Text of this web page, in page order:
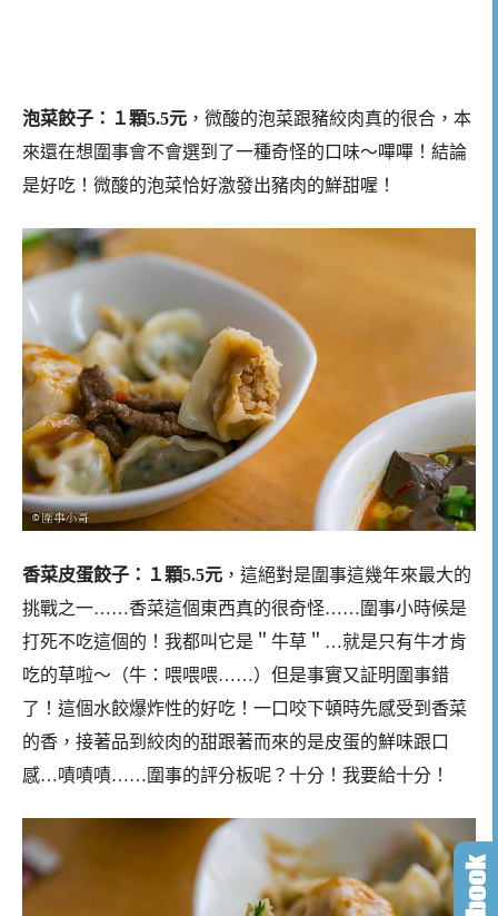
泡菜餃子：１顆5.5元 ，微酸的泡菜跟豬絞肉真的很合，本
來還在想圍事會不會選到了一種奇怪的口味～嗶嗶！結論
是好吃！微酸的泡菜恰好激發出豬肉的鮮甜喔！
香菜皮蛋餃子：１顆5.5元 ，這絕對是圍事這幾年來最大的
挑戰之一……香菜這個東西真的很奇怪……圍事小時候是
打死不吃這個的！我都叫它是＂牛草＂…就是只有牛才肯
吃的草啦～（牛：喂喂喂……）但是事實又証明圍事錯
了！這個水餃爆炸性的好吃！一口咬下頓時先感受到香菜
的香，接著品到絞肉的甜跟著而來的是皮蛋的鮮味跟口
感…嘖嘖嘖……圍事的評分板呢？十分！我要給十分！